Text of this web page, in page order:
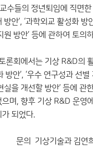
수들의 정년퇴임에 직면한
안’, ‘과학외교 활성화 방
원 방안’ 등에 관하여 토의
론회에서는 기상 R&D의
방안’, ‘우수 연구성과 선별
실을 개선할 방안’ 등에 관
으며, 향후 기상 R&D 운영
되었다.
문의 기상기술과 김